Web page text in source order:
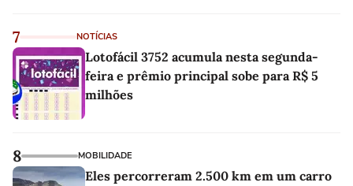
7 NOTÍCIAS
Lotofácil 3752 acumula nesta segunda-
feira e prêmio principal sobe para R$ 5
milhões
8 MOBILIDADE
Eles percorreram 2.500 km em um carro